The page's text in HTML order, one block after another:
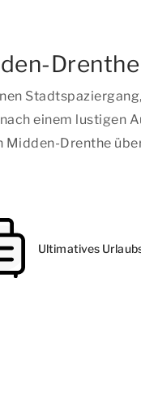
Drenthe
einem lustigen
Midden-Drenthe
Ultimatives